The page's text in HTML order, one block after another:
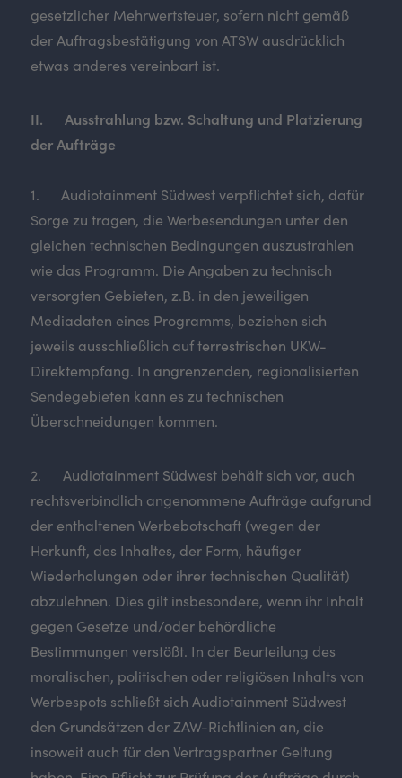
gesetzlicher Mehrwertsteuer, sofern nicht gemäß
der Auftragsbestätigung von ATSW ausdrücklich
etwas anderes vereinbart ist.
II. Ausstrahlung bzw. Schaltung und Platzierung
der Aufträge
1. Audiotainment Südwest verpflichtet sich, dafür
Sorge zu tragen, die Werbesendungen unter den
gleichen technischen Bedingungen auszustrahlen
wie das Programm. Die Angaben zu technisch
versorgten Gebieten, z.B. in den jeweiligen
Mediadaten eines Programms, beziehen sich
jeweils ausschließlich auf terrestrischen UKW-
Direktempfang. In angrenzenden, regionalisierten
Sendegebieten kann es zu technischen
Überschneidungen kommen.
2. Audiotainment Südwest behält sich vor, auch
rechtsverbindlich angenommene Aufträge aufgrund
der enthaltenen Werbebotschaft (wegen der
Herkunft, des Inhaltes, der Form, häufiger
Wiederholungen oder ihrer technischen Qualität)
abzulehnen. Dies gilt insbesondere, wenn ihr Inhalt
gegen Gesetze und/oder behördliche
Bestimmungen verstößt. In der Beurteilung des
moralischen, politischen oder religiösen Inhalts von
Werbespots schließt sich Audiotainment Südwest
den Grundsätzen der ZAW-Richtlinien an, die
insoweit auch für den Vertragspartner Geltung